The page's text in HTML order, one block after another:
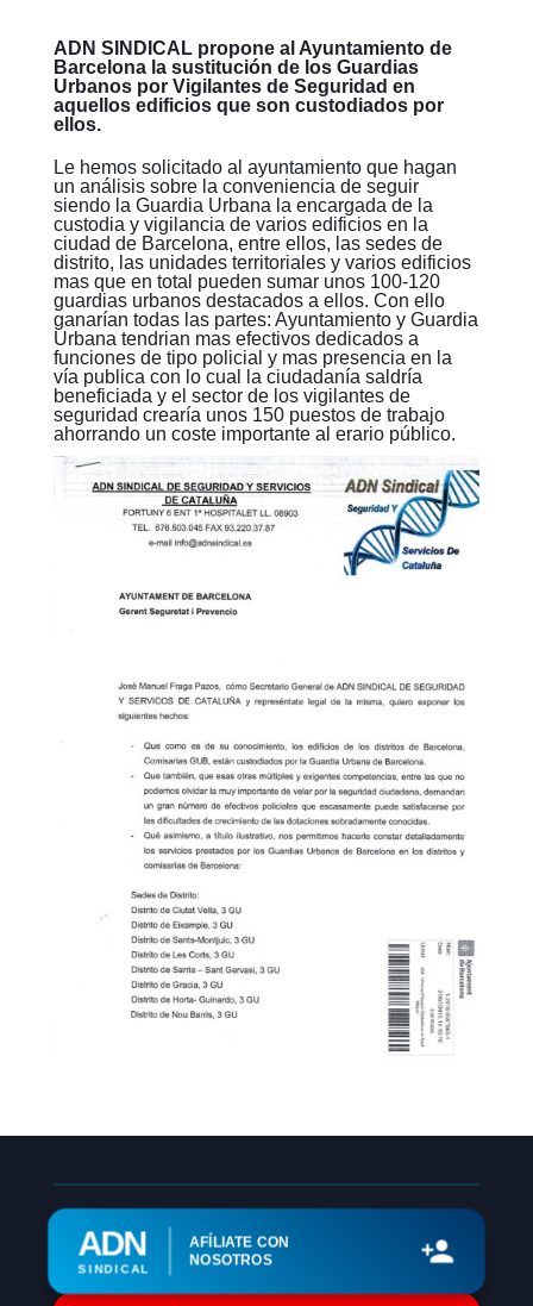
ADN SINDICAL propone al Ayuntamiento de
Barcelona la sustitución de los Guardias
Urbanos por Vigilantes de Seguridad en
aquellos edificios que son custodiados por
ellos.
Le hemos solicitado al ayuntamiento que hagan
un análisis sobre la conveniencia de seguir
siendo la Guardia Urbana la encargada de la
custodia y vigilancia de varios edificios en la
ciudad de Barcelona, entre ellos, las sedes de
distrito, las unidades territoriales y varios edificios
mas que en total pueden sumar unos 100-120
guardias urbanos destacados a ellos. Con ello
ganarían todas las partes: Ayuntamiento y Guardia
Urbana tendrian mas efectivos dedicados a
funciones de tipo policial y mas presencia en la
vía publica con lo cual la ciudadanía saldría
beneficiada y el sector de los vigilantes de
seguridad crearía unos 150 puestos de trabajo
ahorrando un coste importante al erario público.
ADN
SINDICAL
AFÍLIATE CON
NOSOTROS